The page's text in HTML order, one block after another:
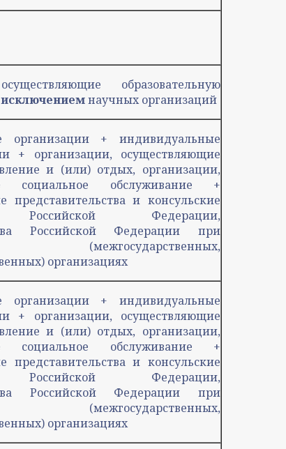
образовательную
исключениемнаучных организаций
организации + индивидуальные
+ организации, осуществляющие
и (или) отдых, организации,
социальное обслуживание +
представительства и консульские
Российской Федерации,
Российской Федерации при
(межгосударственных,
организациях
организации + индивидуальные
+ организации, осуществляющие
и (или) отдых, организации,
социальное обслуживание +
представительства и консульские
Российской Федерации,
Российской Федерации при
(межгосударственных,
организациях